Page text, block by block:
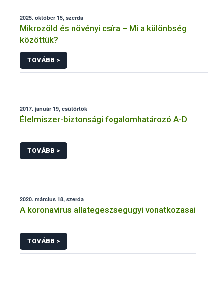
2025. október 15, szerda
Mikrozöld és növényi csíra – Mi a különbség
közöttük?
TOVÁBB >
2017. január 19, csütörtök
Élelmiszer-biztonsági fogalomhatározó A-D
TOVÁBB >
2020. március 18, szerda
A koronavirus allategeszsegugyi vonatkozasai
TOVÁBB >